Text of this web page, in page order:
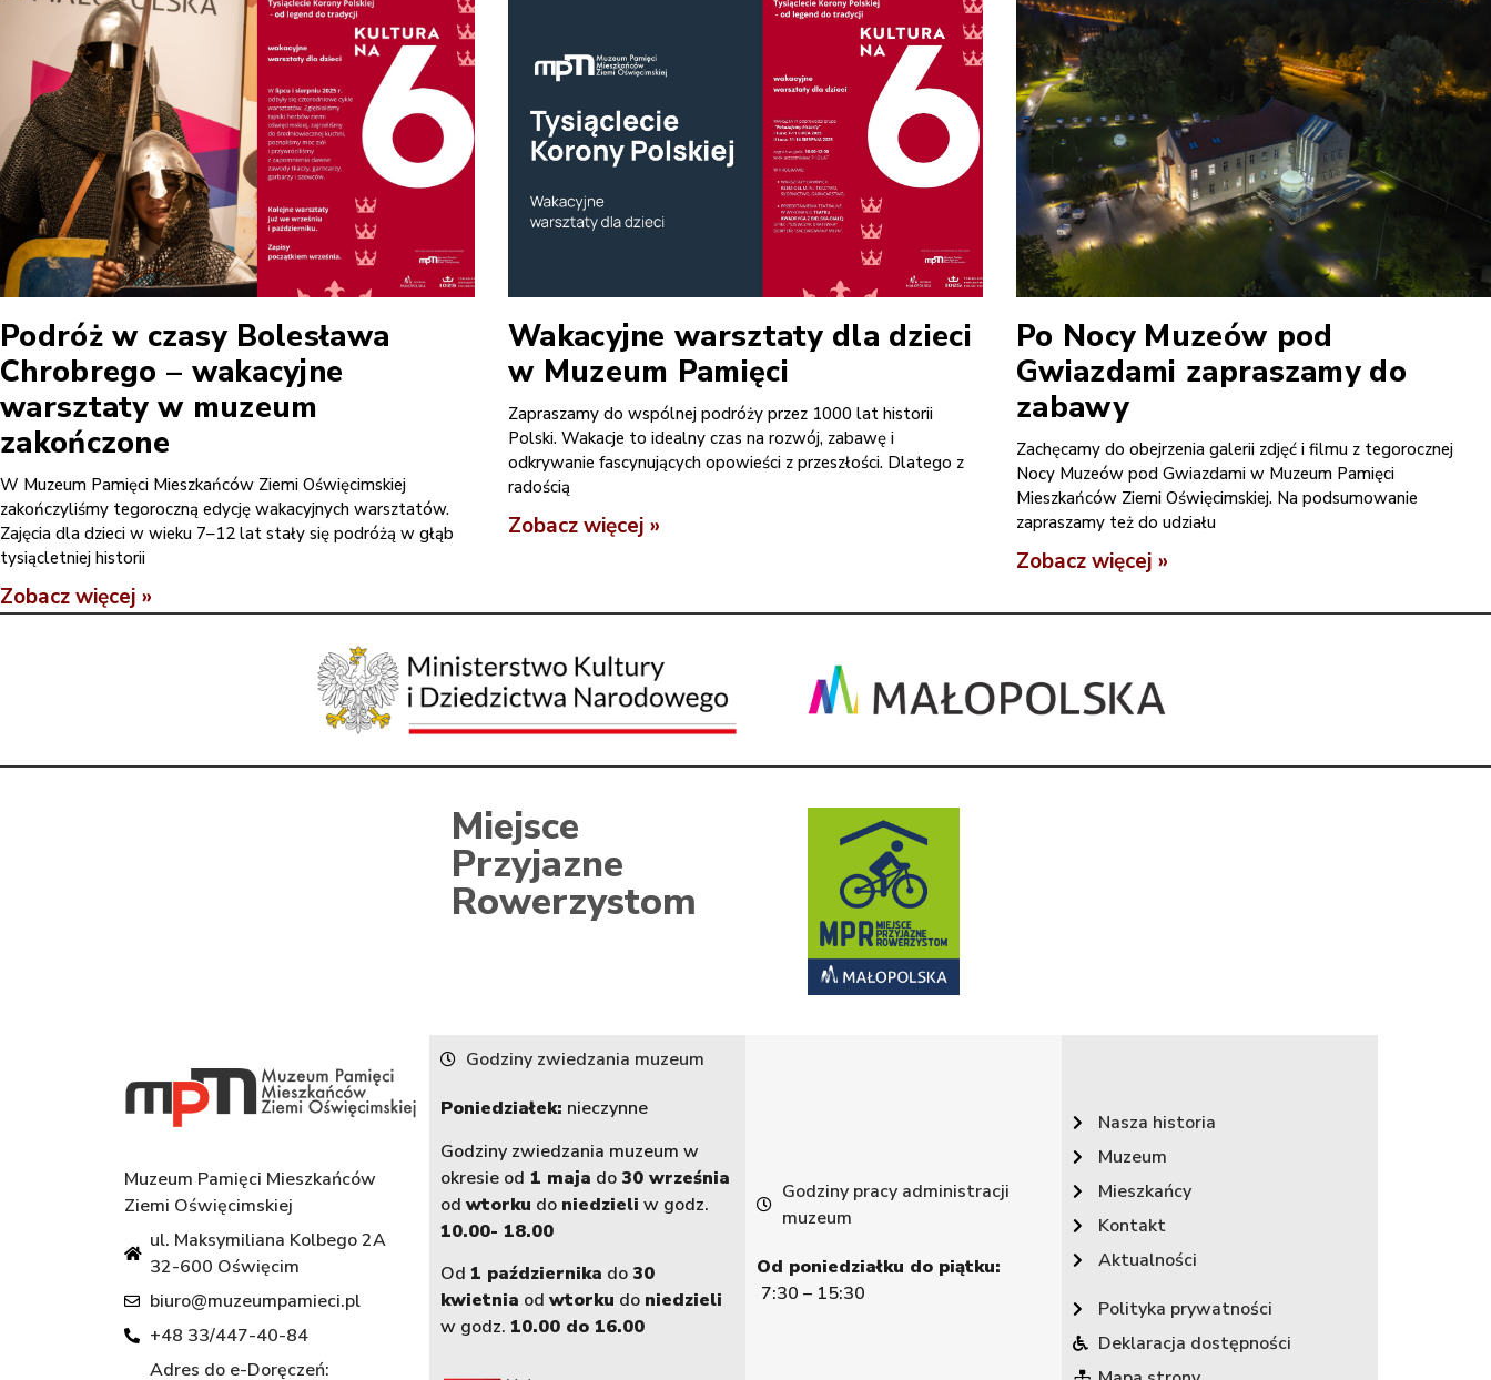
Podróż w czasy Bolesława
Chrobrego – wakacyjne
warsztaty w muzeum
zakończone
W Muzeum Pamięci Mieszkańców Ziemi Oświęcimskiej
zakończyliśmy tegoroczną edycję wakacyjnych warsztatów.
Zajęcia dla dzieci w wieku 7–12 lat stały się podróżą w głąb
tysiącletniej historii
Zobacz więcej »
Wakacyjne warsztaty dla dzieci
w Muzeum Pamięci
Zapraszamy do wspólnej podróży przez 1000 lat historii
Polski. Wakacje to idealny czas na rozwój, zabawę i
odkrywanie fascynujących opowieści z przeszłości. Dlatego z
radością
Zobacz więcej »
Po Nocy Muzeów pod
Gwiazdami zapraszamy do
zabawy
Zachęcamy do obejrzenia galerii zdjęć i filmu z tegorocznej
Nocy Muzeów pod Gwiazdami w Muzeum Pamięci
Mieszkańców Ziemi Oświęcimskiej. Na podsumowanie
zapraszamy też do udziału
Zobacz więcej »
Miejsce
Przyjazne
Rowerzystom
Muzeum Pamięci Mieszkańców
Ziemi Oświęcimskiej
ul. Maksymiliana Kolbego 2A
32-600 Oświęcim
biuro@muzeumpamieci.pl
+48 33/447-40-84
Adres do e-Doręczeń:
Godziny zwiedzania muzeum
Poniedziałek: nieczynne
Godziny zwiedzania muzeum w
okresie od 1 maja do 30 września
od wtorku do niedzieli w godz.
10.00- 18.00
Od 1 października do 30
kwietnia od wtorku do niedzieli
w godz. 10.00 do 16.00
Godziny pracy administracji
muzeum
Od poniedziałku do piątku:
7:30 – 15:30
Nasza historia
Muzeum
Mieszkańcy
Kontakt
Aktualności
Polityka prywatności
Deklaracja dostępności